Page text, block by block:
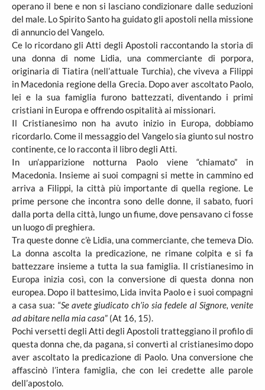
operano il bene e non si lasciano condizionare dalle seduzioni
del male. Lo Spirito Santo ha guidato gli apostoli nella missione
di annuncio del Vangelo.
Ce lo ricordano gli Atti degli Apostoli raccontando la storia di
una donna di nome Lidia, una commerciante di porpora,
originaria di Tiatira (nell’attuale Turchia), che viveva a Filippi
in Macedonia regione della Grecia. Dopo aver ascoltato Paolo,
lei e la sua famiglia furono battezzati, diventando i primi
cristiani in Europa e offrendo ospitalità ai missionari.
Il Cristianesimo non ha avuto inizio in Europa, dobbiamo
ricordarlo. Come il messaggio del Vangelo sia giunto sul nostro
continente, ce lo racconta il libro degli Atti.
In un’apparizione notturna Paolo viene “chiamato” in
Macedonia. Insieme ai suoi compagni si mette in cammino ed
arriva a Filippi, la città più importante di quella regione. Le
prime persone che incontra sono delle donne, il sabato, fuori
dalla porta della città, lungo un fiume, dove pensavano ci fosse
un luogo di preghiera.
Tra queste donne c’è Lidia, una commerciante, che temeva Dio.
La donna ascolta la predicazione, ne rimane colpita e si fa
battezzare insieme a tutta la sua famiglia. Il cristianesimo in
Europa inizia così, con la conversione di questa donna non
europea. Dopo il battesimo, Lida invita Paolo e i suoi compagni
a casa sua: “Se avete giudicato ch’io sia fedele al Signore, venite
ad abitare nella mia casa” (At 16, 15).
Pochi versetti degli Atti degli Apostoli tratteggiano il profilo di
questa donna che, da pagana, si convertì al cristianesimo dopo
aver ascoltato la predicazione di Paolo. Una conversione che
affascinò l’intera famiglia, che con lei credette alle parole
dell’apostolo.